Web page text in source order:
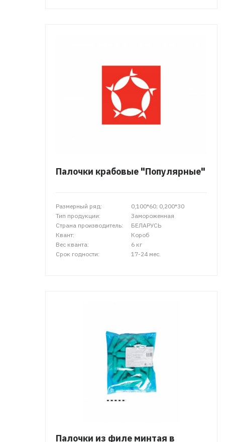
Палочки крабовые "Популярные"
Размерный ряд:
0,100*60; 0,200*30
Тип продукции:
Замороженная
Страна производитель:
БЕЛАРУСЬ
Квант:
Короб
Вес кванта:
6 кг
Срок годности:
17-24 мес.
Палочки из филе минтая в